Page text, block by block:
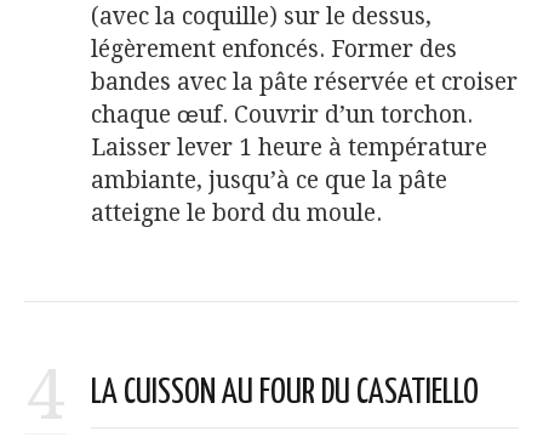
(avec la coquille) sur le dessus,
légèrement enfoncés. Former des
bandes avec la pâte réservée et croiser
chaque œuf. Couvrir d’un torchon.
Laisser lever 1 heure à température
ambiante, jusqu’à ce que la pâte
atteigne le bord du moule.
4 LA CUISSON AU FOUR DU CASATIELLO